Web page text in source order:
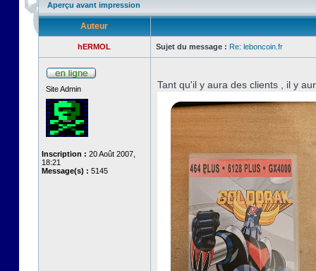
Aperçu avant impression
Auteur
hERMOL Sujet du message : Re: leboncoin.fr
Site Admin
Inscription : 20 Août 2007,
18:21
Message(s) : 5145
Tant qu'il y aura des clients , il y